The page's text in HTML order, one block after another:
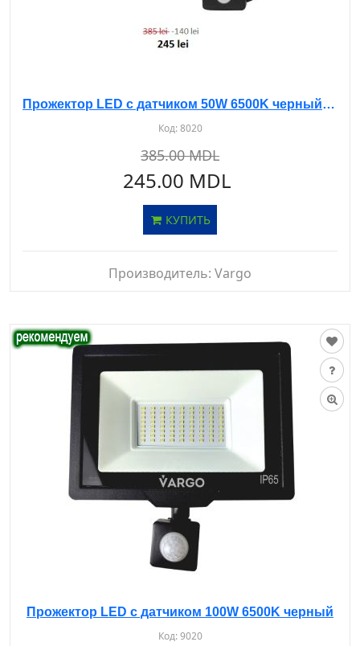
Прожектор LED с датчиком 50W 6500K черный (LM-8864)
Код:8020
385.00 MDL
245.00 MDL
КУПИТЬ
Производитель: Vargo
Прожектор LED с датчиком 100W 6500K черный
Код:9020